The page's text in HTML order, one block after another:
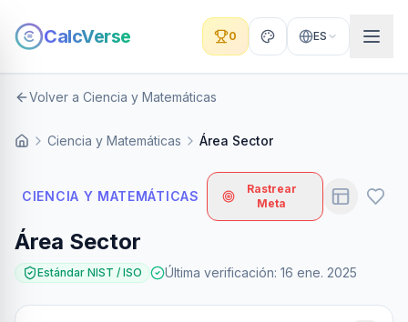
CalcVerse 0 ES
Volver a Ciencia y Matemáticas
Ciencia y Matemáticas Área Sector
CIENCIA Y MATEMÁTICAS
Rastrear
Meta
Área Sector
Estándar NIST / ISO Última verificación: 16 ene. 2025